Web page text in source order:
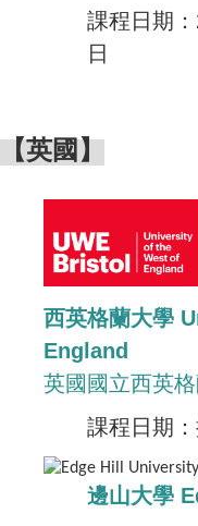
課程日期
日
【英國】
西英格蘭大學
England
英國國立西英
課程日期
邊山大學